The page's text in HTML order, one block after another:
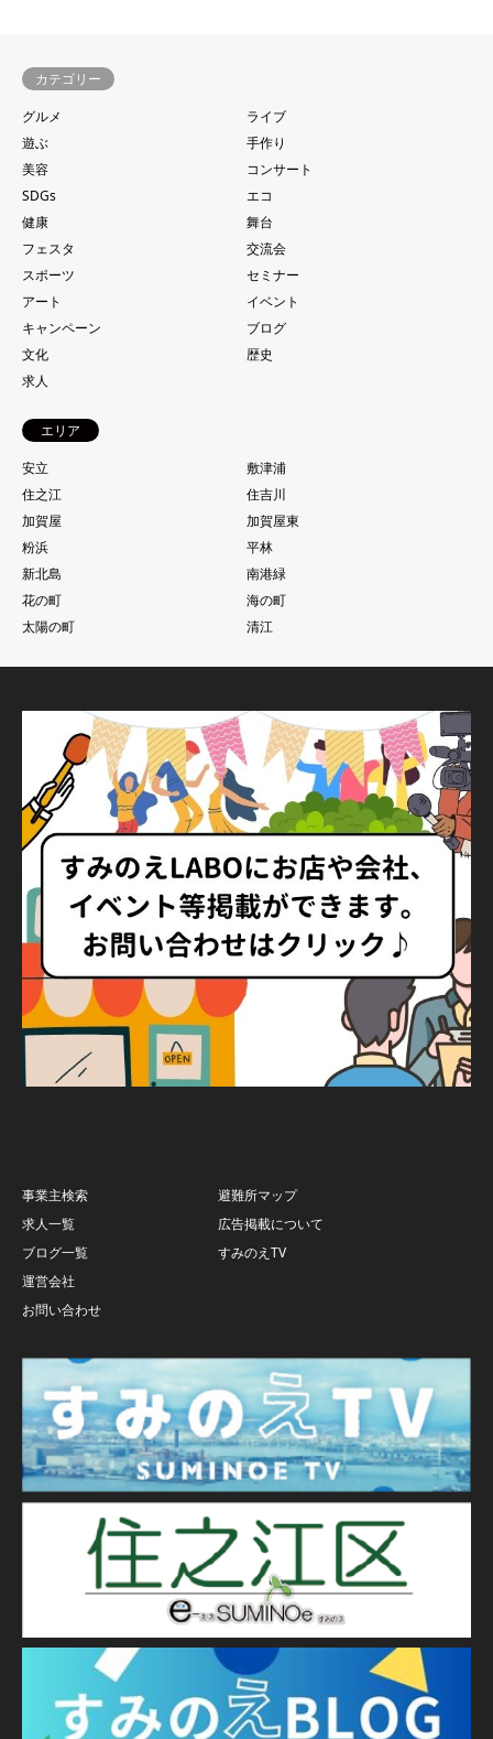
カテゴリー
グルメ
ライブ
遊ぶ
手作り
美容
コンサート
SDGs
エコ
健康
舞台
フェスタ
交流会
スポーツ
セミナー
アート
イベント
キャンペーン
ブログ
文化
歴史
求人
エリア
安立
敷津浦
住之江
住吉川
加賀屋
加賀屋東
粉浜
平林
新北島
南港緑
花の町
海の町
太陽の町
清江
事業主検索
避難所マップ
求人一覧
広告掲載について
ブログ一覧
すみのえTV
運営会社
お問い合わせ